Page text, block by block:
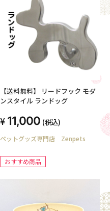
【送料無料】 リードフック モダ
ンスタイル ランドッグ
11,000 (税込)
ペットグッズ専門店 Zenpets
おすすめ商品